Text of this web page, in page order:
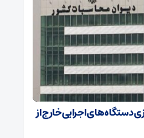
ارزی دستگاه‌های اجرایی خارج از